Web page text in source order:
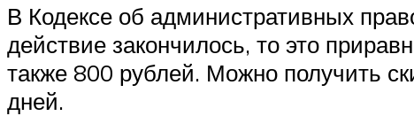
В Кодексе об административных
действие закончилось, то это
также 800 рублей. Можно получить
дней.